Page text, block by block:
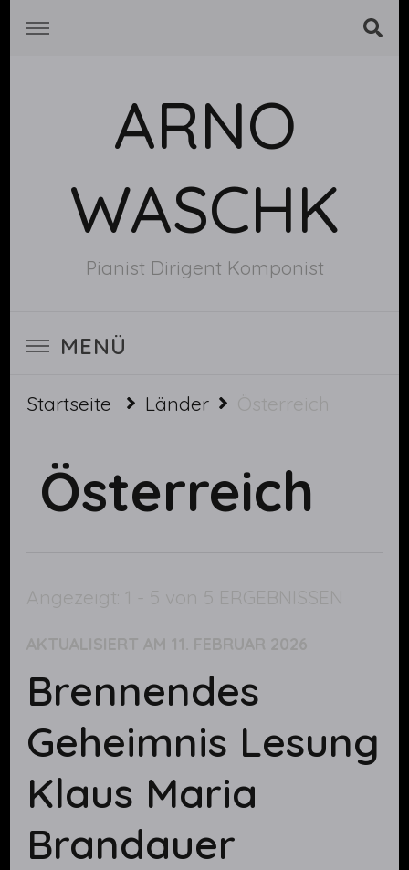
ARNO
WASCHK
Pianist Dirigent Komponist
MENÜ
Startseite Länder Österreich
Österreich
Angezeigt: 1 - 5 von 5 ERGEBNISSEN
AKTUALISIERT AM 11. FEBRUAR 2026
Brennendes
Geheimnis Lesung
Klaus Maria
Brandauer